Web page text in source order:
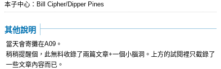
本子中心：Bill Cipher/Dipper Pines
其他說明
當天會寄攤在A09。
稍稍提醒個，此無料收錄了兩篇文章+一個小腦洞。上方的試閱裡只截錄了
一些文章內容而已。